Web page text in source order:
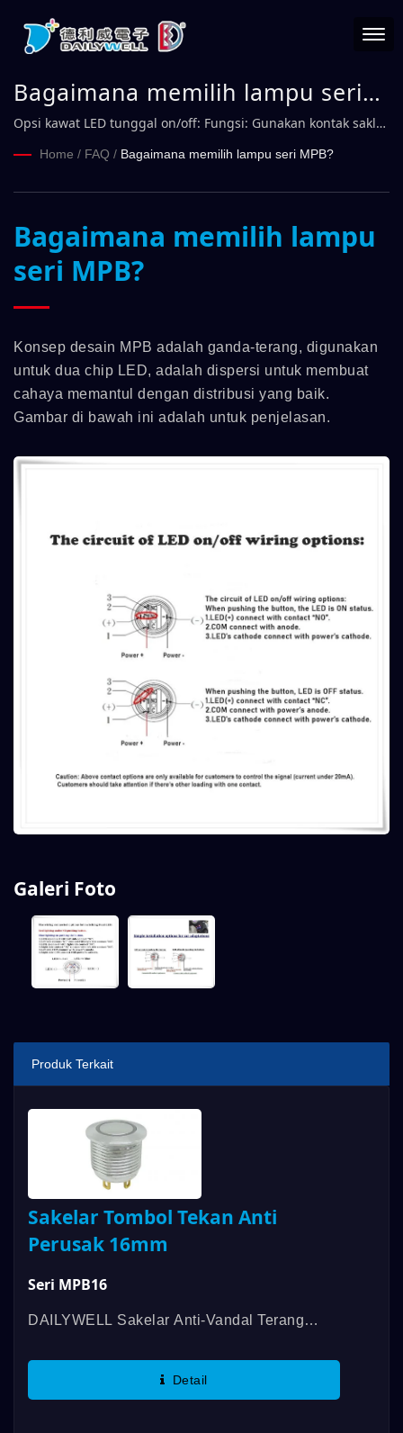
Bagaimana memilih lampu seri
MPB?
Opsi kawat LED tunggal on/off: Fungsi: Gunakan kontak saklar
Home / FAQ / Bagaimana memilih lampu seri MPB?
Bagaimana memilih lampu
seri MPB?
Konsep desain MPB adalah ganda-terang, digunakan
untuk dua chip LED, adalah dispersi untuk membuat
cahaya memantul dengan distribusi yang baik.
Gambar di bawah ini adalah untuk penjelasan.
Galeri Foto
Produk Terkait
Sakelar Tombol Tekan Anti
Perusak 16mm
Seri MPB16
DAILYWELL Sakelar Anti-Vandal Terang
Pakai Yang Lama, Tahan Air Hingga Rating
Detail